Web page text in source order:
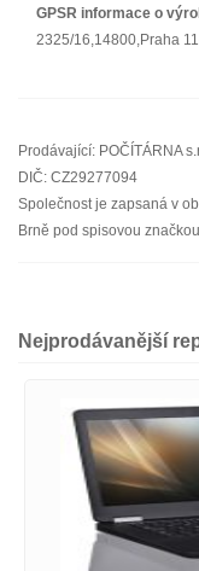
GPSR informace o
2325/16,14800,Praha
Prodávající: POČÍTÁRNA
DIČ: CZ29277094
Společnost je zapsaná v
Brně pod spisovou
Nejprodávanější